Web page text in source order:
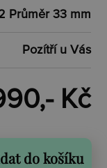
Průměr 33 mm
Pozítří u Vás
Kč
do košíku